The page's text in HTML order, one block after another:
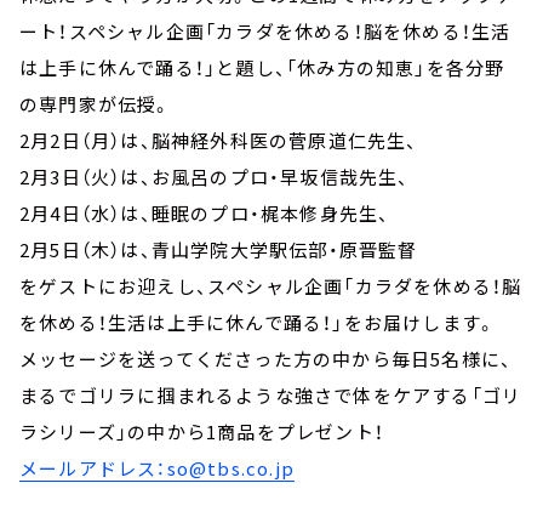
ート！スペシャル企画「カラダを休める！脳を休める！生活
は上手に休んで踊る！」と題し、「休み方の知恵」を各分野
の専門家が伝授。
2月2日（月）は、脳神経外科医の菅原道仁先生、
2月3日（火）は、お風呂のプロ・早坂信哉先生、
2月4日（水）は、睡眠のプロ・梶本修身先生、
2月5日（木）は、青山学院大学駅伝部・原晋監督
をゲストにお迎えし、スペシャル企画「カラダを休める！脳
を休める！生活は上手に休んで踊る！」をお届けします。
メッセージを送ってくださった方の中から毎日5名様に、
まるでゴリラに掴まれるような強さで体をケアする「ゴリ
ラシリーズ」の中から1商品をプレゼント！
メールアドレス：so@tbs.co.jp